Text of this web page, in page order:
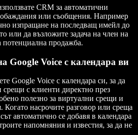
CRM за автоматични
или съобщения. Например
изпращане на последващ имейл до
или да възложите задача на член на
потенциална продажба.
Google Voice с календара ви
Google Voice с календара си, за да
с клиенти директно през
полезно за виртуални срещи и
насрочите разговор или среща
автоматично се добавя в календара
напомняния и известия, за да не